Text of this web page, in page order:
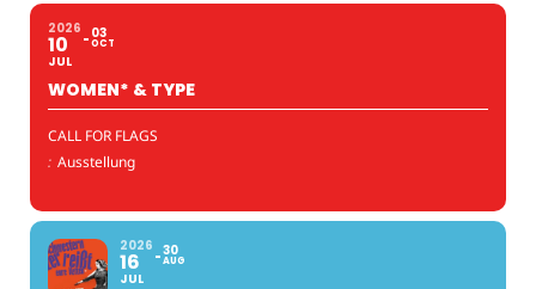
2026
10
JUL
03
OCT
WOMEN* & TYPE
CALL FOR FLAGS
: Ausstellung
2026
16
JUL
30
AUG